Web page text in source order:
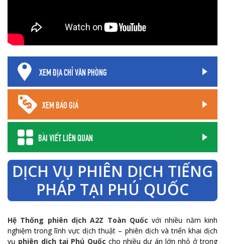
XEM ĐỊA CHỈ VĂN PHÒNG
XEM BÁO GIÁ
BÀI VIẾT LIÊN QUAN
DỊCH VỤ PHIÊN DỊCH TIẾNG
PHÁP TẠI PHÚ QUỐC
Hệ Thống phiên dịch A2Z Toàn Quốc với nhiều năm kinh
nghiệm trong lĩnh vực dịch thuật – phiên dịch và triển khai dịch
vụ phiên dịch tại Phú Quốc cho nhiều dự án lớn nhỏ ở trong